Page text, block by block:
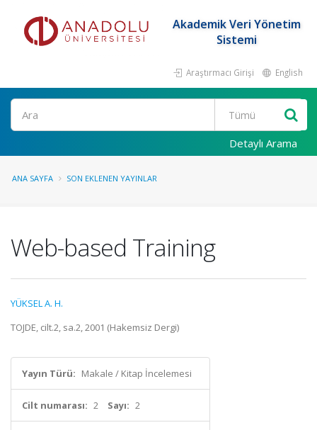
Akademik Veri Yönetim
Sistemi
Araştırmacı Girişi English
Ara
Detaylı Arama
ANA SAYFA SON EKLENEN YAYINLAR
Web-based Training
YÜKSEL A. H.
TOJDE, cilt.2, sa.2, 2001 (Hakemsiz Dergi)
Yayın Türü: Makale / Kitap İncelemesi
Cilt numarası: 2 Sayı: 2